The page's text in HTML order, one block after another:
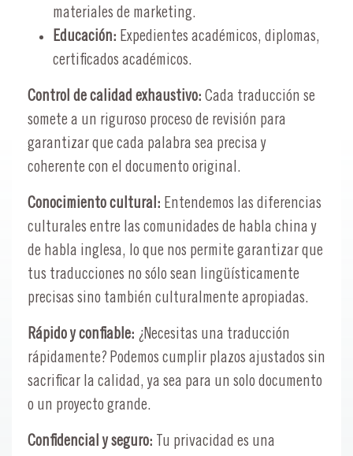
materiales de marketing.
Educación: Expedientes académicos, diplomas,
certificados académicos.
Control de calidad exhaustivo: Cada traducción se
somete a un riguroso proceso de revisión para
garantizar que cada palabra sea precisa y
coherente con el documento original.
Conocimiento cultural: Entendemos las diferencias
culturales entre las comunidades de habla china y
de habla inglesa, lo que nos permite garantizar que
tus traducciones no sólo sean lingüísticamente
precisas sino también culturalmente apropiadas.
Rápido y confiable: ¿Necesitas una traducción
rápidamente? Podemos cumplir plazos ajustados sin
sacrificar la calidad, ya sea para un solo documento
o un proyecto grande.
Confidencial y seguro:
Tu privacidad es una